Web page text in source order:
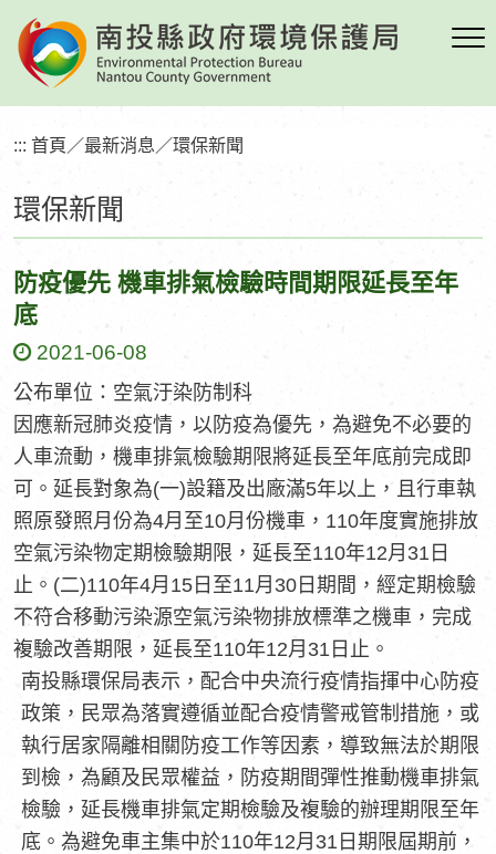
到
要
區
塊環保新聞
::: 首頁 ／最新消息 ／環保新聞
防疫優先 機車排氣檢驗時間期限延長至年
底
2021-06-08
公布單位：空氣汙染防制科
因應新冠肺炎疫情，以防疫為優先，為避免不必要的
人車流動，機車排氣檢驗期限將延長至年底前完成即
可。延長對象為(一)設籍及出廠滿5年以上，且行車執
照原發照月份為4月至10月份機車，110年度實施排放
空氣污染物定期檢驗期限，延長至110年12月31日
止。(二)110年4月15日至11月30日期間，經定期檢驗
不符合移動污染源空氣污染物排放標準之機車，完成
複驗改善期限，延長至110年12月31日止。
南投縣環保局表示，配合中央流行疫情指揮中心防疫
政策，民眾為落實遵循並配合疫情警戒管制措施，或
執行居家隔離相關防疫工作等因素，導致無法於期限
到檢，為顧及民眾權益，防疫期間彈性推動機車排氣
檢驗，延長機車排氣定期檢驗及複驗的辦理期限至年
底。為避免車主集中於110年12月31日期限屆期前，